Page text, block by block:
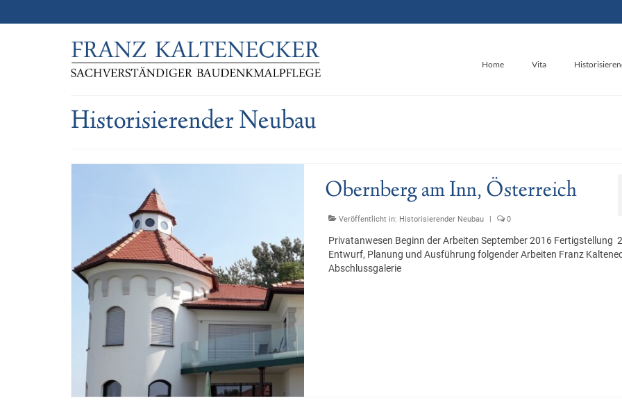
Home Vita
Historisierender Neubau
Obernberg am Inn, Österreich
Veröffentlicht in: Historisierender Neubau | 0
Privatanwesen Beginn der Arbeiten September 2016 Fertigstellung
Entwurf, Planung und Ausführung folgender Arbeiten Franz
Abschlussgalerie